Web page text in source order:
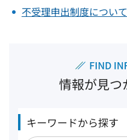
不受理申出制度について
情報が見つ
キーワードから探す